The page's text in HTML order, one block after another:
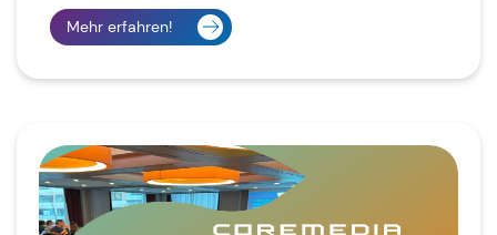
Mehr erfahren!